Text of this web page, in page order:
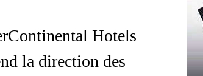
Hotels
la direction des